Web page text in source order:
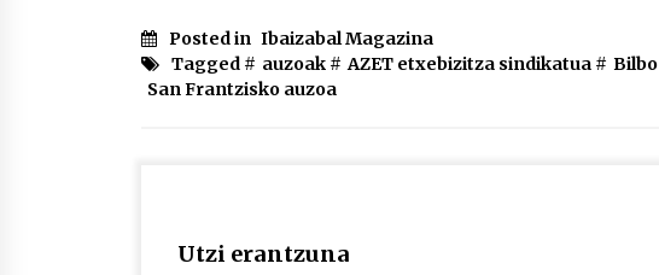
Posted in Ibaizabal Magazina
Tagged # auzoak # AZET etxebizitza sindikatua # Bilbo
San Frantzisko auzoa
Utzi erantzuna